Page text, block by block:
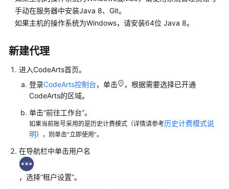
CodeArts
项
息
知
设
置
管
资
池
手动在服务器中安装Java 8、Git。
如果主机的操作系统为Windows，请安装64位 Java 8。
新建代理
进入CodeArts首页。
登录CodeArts控制台，单击
，根据需要选择已开通
CodeArts的区域。
单击“前往工作台”。
如果当前账号采用的是历史计费模式（详情请参考历史计费模式说
明），则单击“立即使用”。
在导航栏中单击用户名
，选择“租户设置”。